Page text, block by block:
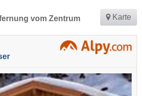
vom Zentrum Karte